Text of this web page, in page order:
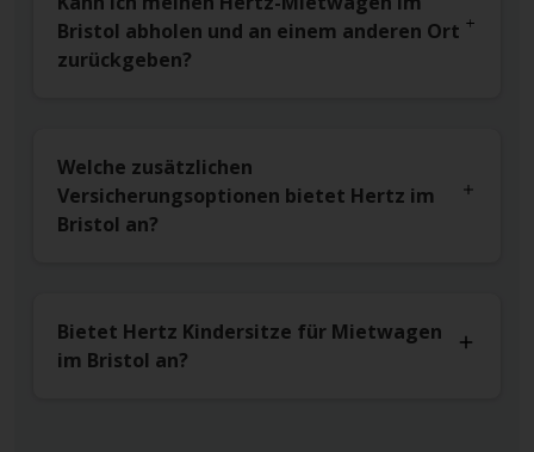
Bristol abholen und an einem anderen Ort
zurückgeben?
Welche zusätzlichen
Versicherungsoptionen bietet Hertz im
Bristol an?
Bietet Hertz Kindersitze für Mietwagen
im Bristol an?